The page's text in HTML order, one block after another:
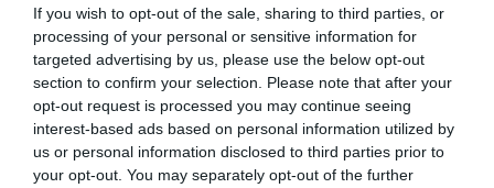
If you wish to opt-out of the sale, sharing to third parties, or
processing of your personal or sensitive information for
targeted advertising by us, please use the below opt-out
section to confirm your selection. Please note that after your
opt-out request is processed you may continue seeing
interest-based ads based on personal information utilized by
us or personal information disclosed to third parties prior to
your opt-out. You may separately opt-out of the further
Ρόμπερτ Άικ ξανά
στη Στέγη – Με τους
Νίκο Κουρή & Μαρία
Κεχαγιόγλου
Αυτοκράτειρα του
Βυζαντίου: Η νέα
ελληνική όπερα του
Θεόδωρου Στάθη
στο θέατρο
Ολύμπια